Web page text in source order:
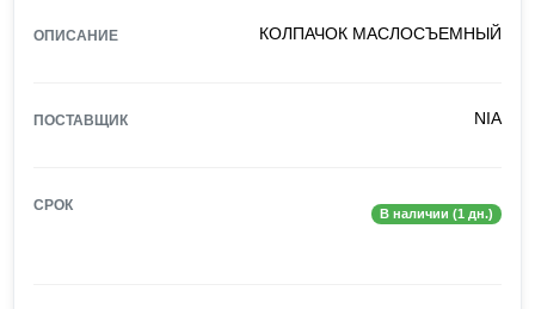
ОПИСАНИЕ КОЛПАЧОК МАСЛОСЪЕМНЫЙ
ПОСТАВЩИК NIA
СРОК В наличии (1 дн.)